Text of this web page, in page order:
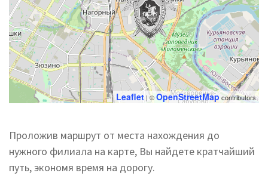
Leaflet | ©OpenStreetMap contributors
Проложив маршрут от места нахождения до
нужного филиала на карте, Вы найдете кратчайший
путь, экономя время на дорогу.